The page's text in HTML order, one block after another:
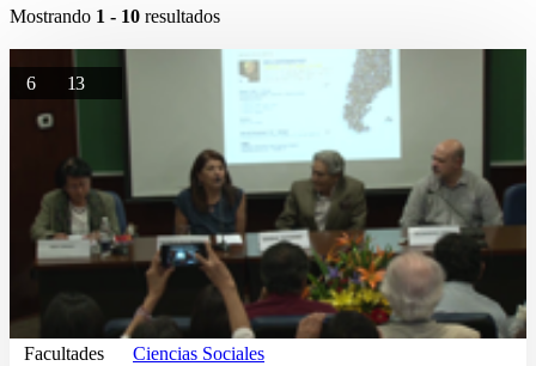
Mostrando 1 - 10 resultados
6 13
Facultades Ciencias Sociales